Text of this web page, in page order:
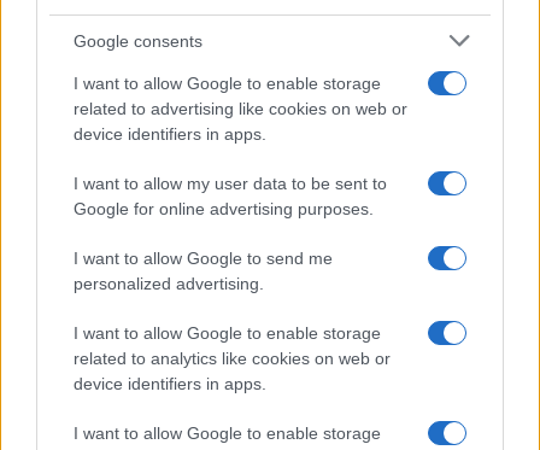
Google consents
I want to allow Google to enable storage
related to advertising like cookies on web or
device identifiers in apps.
I want to allow my user data to be sent to
Google for online advertising purposes.
I want to allow Google to send me
personalized advertising.
I want to allow Google to enable storage
related to analytics like cookies on web or
device identifiers in apps.
I want to allow Google to enable storage
A lakosságra is fontos szerep hárul a
szúnyoginvázió elkerülésében
HÍRDETÉS